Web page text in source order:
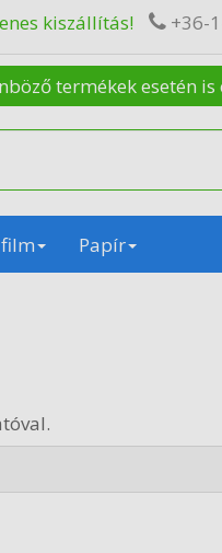
kiszállítás! +36-
termékek esetén is
film Papír